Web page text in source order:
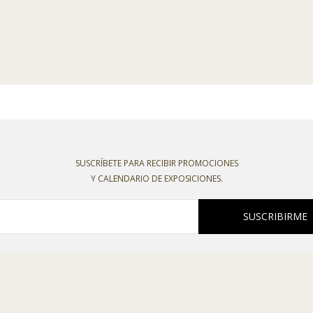
SUSCRÍBETE PARA RECIBIR PROMOCIONES
Y CALENDARIO DE EXPOSICIONES.
SUSCRIBIRME